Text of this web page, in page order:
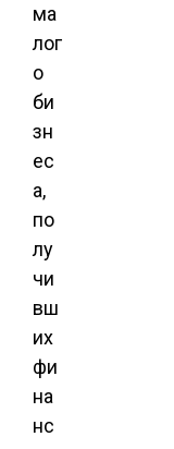
ма
лог
о
би
зн
ес
а,
по
лу
чи
вш
их
фи
на
нс